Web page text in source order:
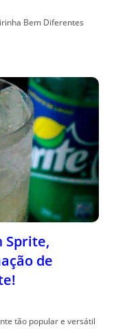
Bem Diferentes
Sprite,
de
tão popular e versátil